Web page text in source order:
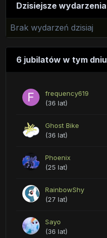
Dzisiejsze wydarzenia
Brak wydarzeń dzisiaj
6 jubilatów w tym dniu
frequency619
(36 lat)
Ghost Bike
(36 lat)
Phoenix
(25 lat)
RainbowShy
(27 lat)
Sayo
(36 lat)